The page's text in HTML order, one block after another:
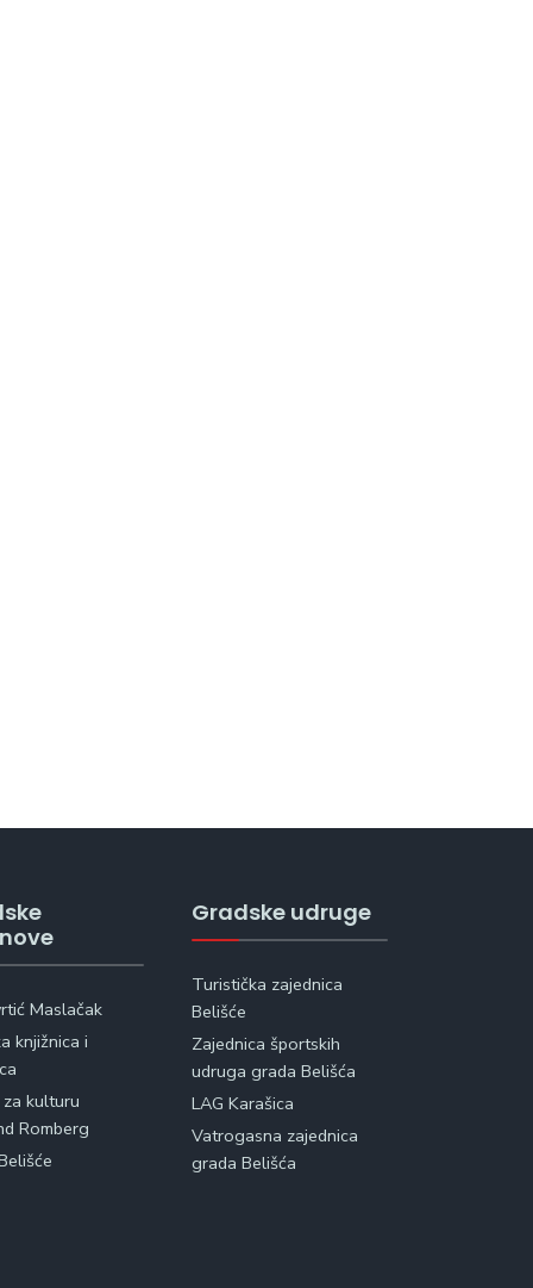
Maslačak
knjižnica i
kulturu
Romberg
Gradske udruge
Turistička zajednica
Belišće
Zajednica športskih
udruga grada Belišća
LAG Karašica
Vatrogasna zajednica
grada Belišća